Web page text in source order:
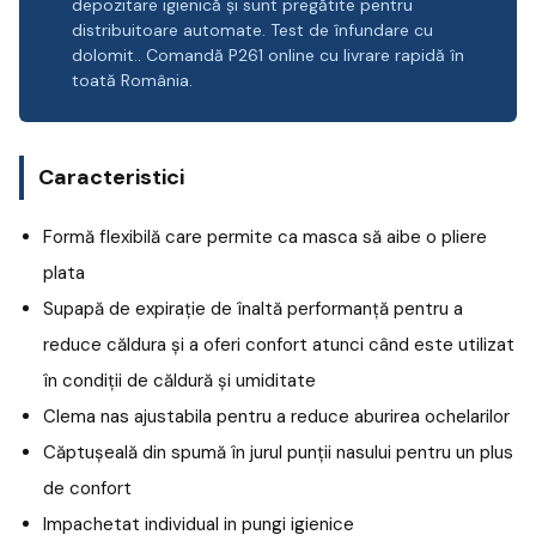
depozitare igienică și sunt pregătite pentru
distribuitoare automate. Test de înfundare cu
dolomit.. Comandă P261 online cu livrare rapidă în
toată România.
Caracteristici
Formă flexibilă care permite ca masca să aibe o pliere
plata
Supapă de expirație de înaltă performanță pentru a
reduce căldura și a oferi confort atunci când este utilizat
în condiții de căldură și umiditate
Clema nas ajustabila pentru a reduce aburirea ochelarilor
Căptușeală din spumă în jurul punții nasului pentru un plus
de confort
Impachetat individual in pungi igienice